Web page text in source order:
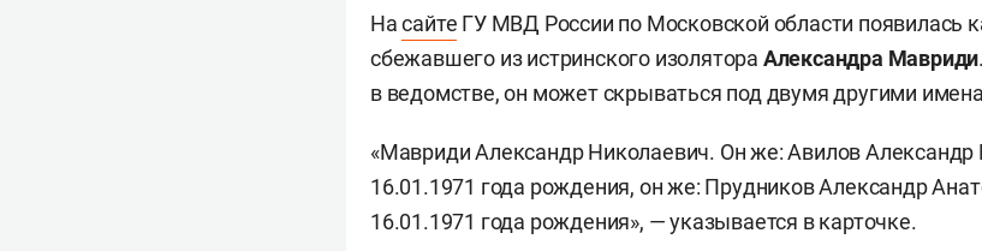
Насайте ГУ МВД России по Московской области появилась
сбежавшего из истринского изолятора Александра Мавриди
в ведомстве, он может скрываться под двумя другими
«Мавриди Александр Николаевич. Он же: Авилов Александр
16.01.1971 года рождения, он же: Прудников Александр
16.01.1971 года рождения», — указывается в карточке.